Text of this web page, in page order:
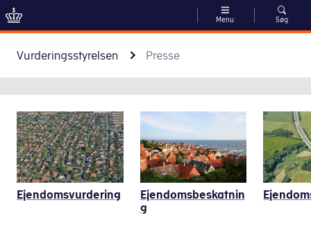
Menu Søg
Vurderingsstyrelsen Presse
Genveje
Ejendomsvurdering
Ejendomsbeskatnin
g